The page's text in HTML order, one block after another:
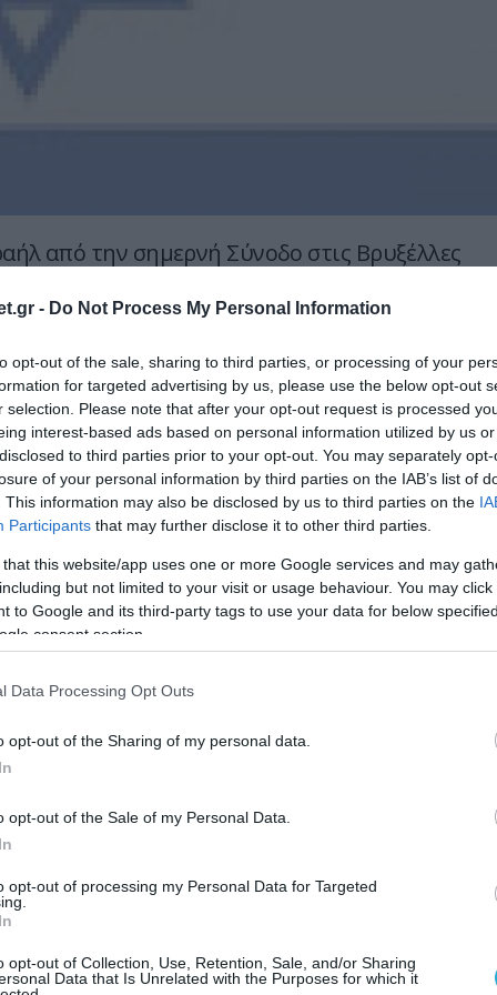
- Do Not Process My Personal Information
opt-out of the sale, sharing to third parties, or processing of your
for targeted advertising by us, please use the below opt-out
selection. Please note that after your opt-out request is processed
interest-based ads based on personal information utilized by us
to third parties prior to your opt-out. You may separately
of your personal information by third parties on the IAB’s list of
This information may also be disclosed by us to third parties on the
Participants that may further disclose it to other third parties.
that this website/app uses one or more Google services and may
but not limited to your visit or usage behaviour. You may
to Google and its third-party tags to use your data for below
consent section.
Data Processing Opt Outs
opt-out of the Sharing of my personal data.
opt-out of the Sale of my Personal Data.
opt-out of processing my Personal Data for Targeted
opt-out of Collection, Use, Retention, Sale, and/or Sharing
Data that Is Unrelated with the Purposes for which it
από την σημερνή Σύνοδο στις Βρυξέλλες
χρήση πλαστών διαβατηρίων, σε μία κίνηση
αλ-Μαμπχούχ τον Ιανουάριο στο
να αποτινάξει τις υποψίες για εμπλοκή
στην ενέργεια.
δεν θα αναφέρεται ειδικά το
του θα είναι η έκφραση δυσαρέσκειας για
δολοφόνων που χρησιμοποίησαν
διαβατήρια, και για την οποία οι Αρχές του
ότι εστάλη από το Ισραήλ.
ανακοίνωση. Θα αναφέρεται σε
τέτοια διαβατήρια. Δεν έχει σημασία εάν
Ισραήλ, το μήνυμα θα είναι σαφές. Πόσες
να αφορά;», ανέφερε διπλωματική πηγή.
ανακοίνωσαν ότι οι δολοφόνοι
βρετανικά, ιρλανδικά, ένα γαλλικό και
και ότι εστάλησαν από το Ισραήλ.
ανήσυχοι που ευρωπαϊκά διαβατήρια,